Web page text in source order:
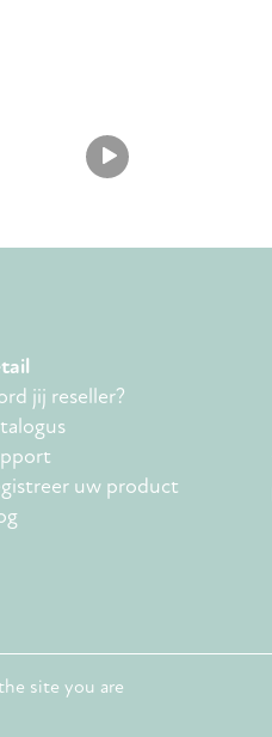
jij reseller?
uw product
site you are